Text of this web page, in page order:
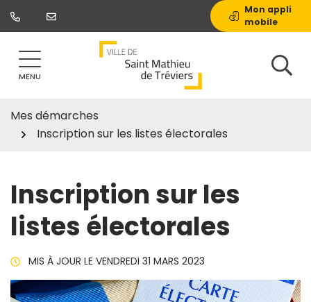
Aller
Mon appli
mobile
MENU
Mes démarches
Inscription sur les listes électorales
Inscription sur les
listes électorales
MIS À JOUR LE VENDREDI 31 MARS 2023